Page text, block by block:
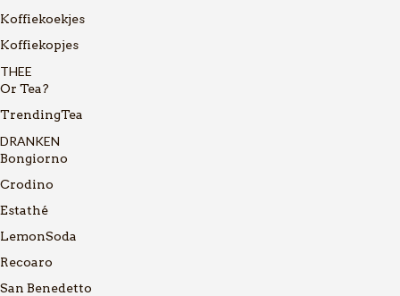
Koffiekoekjes
Koffiekopjes
THEE
Or Tea?
TrendingTea
DRANKEN
Bongiorno
Crodino
Estathé
LemonSoda
Recoaro
San Benedetto